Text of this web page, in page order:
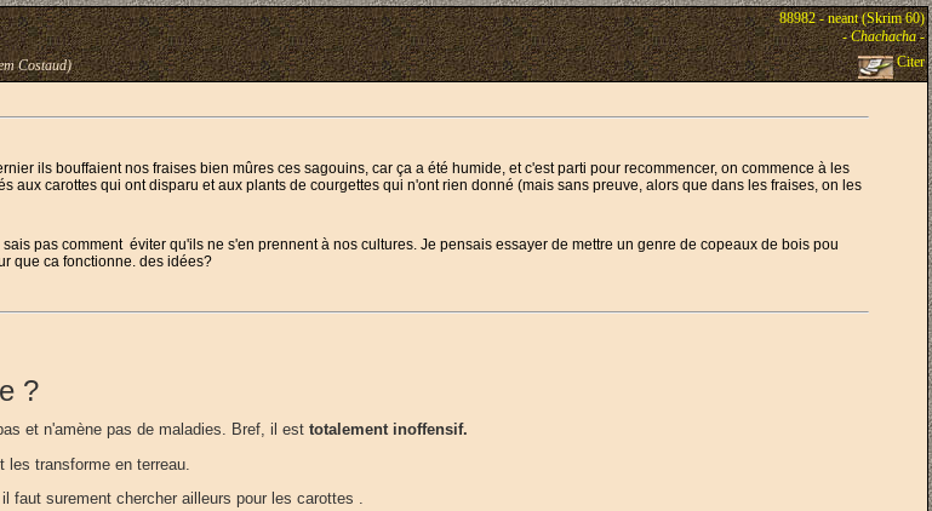
88982 - neant (Skrim 60)
-Chachacha-
Costaud) Citer
ils bouffaient nos fraises bien mûres ces sagouins, car ça a été humide, et c'est parti pour recommencer, on commence à les
aux carottes qui ont disparu et aux plants de courgettes qui n'ont rien donné (mais sans preuve, alors que dans les fraises, on les
pas comment éviter qu'ils ne s'en prennent à nos cultures. Je pensais essayer de mettre un genre de copeaux de bois pou
que ca fonctionne. des idées?
?
et n'amène pas de maladies. Bref, il est totalement inoffensif.
transforme en terreau.
surement chercher ailleurs pour les carottes .